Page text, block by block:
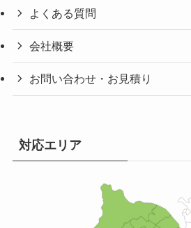
よくある質問
会社概要
お問い合わせ・お見積り
対応エリア